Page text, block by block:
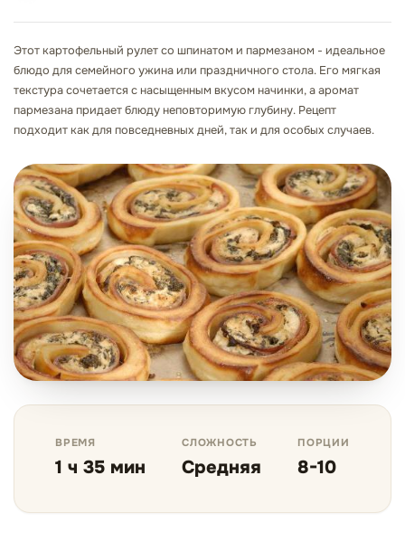
Этот картофельный рулет со шпинатом и пармезаном - идеальное
блюдо для семейного ужина или праздничного стола. Его мягкая
текстура сочетается с насыщенным вкусом начинки, а аромат
пармезана придает блюду неповторимую глубину. Рецепт
подходит как для повседневных дней, так и для особых случаев.
ВРЕМЯ
1 ч 35 мин
СЛОЖНОСТЬ
Средняя
ПОРЦИИ
8-10